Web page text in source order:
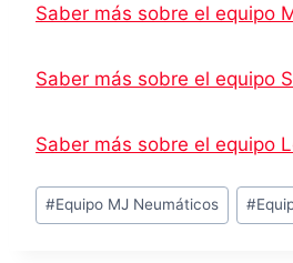
Saber más sobre el equipo
Saber más sobre el equipo
Saber más sobre el equipo
Etiquetas
de
#Equipo MJ Neumáticos #